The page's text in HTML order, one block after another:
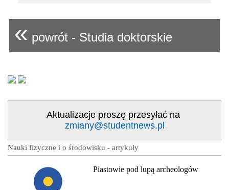
« powrót - Studia doktorskie
Aktualizacje proszę przesyłać na
zmiany@studentnews.pl
Nauki fizyczne i o środowisku - artykuły
Piastowie pod lupą archeologów